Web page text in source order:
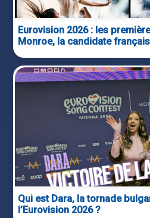
Eurovision 2026 : les
Monroe, la candidate
Qui est Dara, la tornade
l’Eurovision 2026 ?